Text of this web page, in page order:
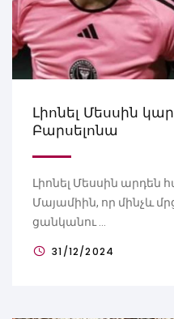
Լիոնել Մեսսին
Բարսելոնա
Լիոնել Մեսսին արդեն
Մայամիին, որ մինչև
ցանկանու ...
31/12/2024